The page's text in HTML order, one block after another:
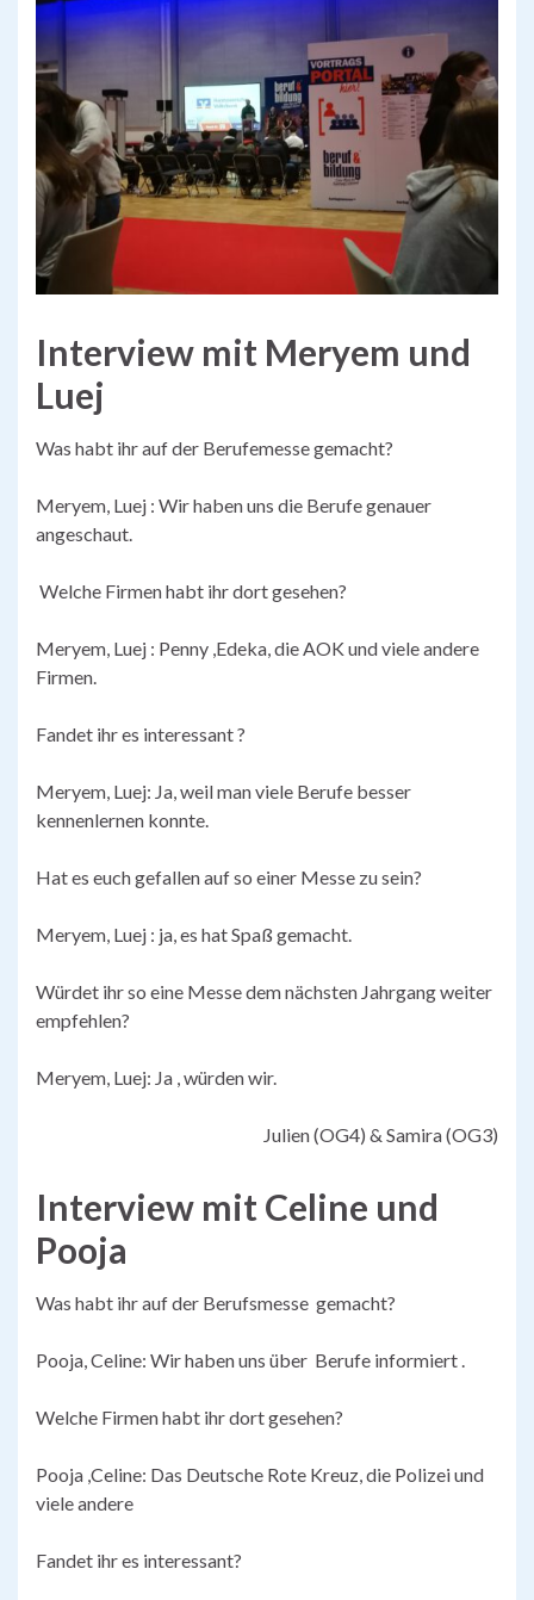
Interview mit Meryem und
Luej
Was habt ihr auf der Berufemesse gemacht?
Meryem, Luej : Wir haben uns die Berufe genauer
angeschaut.
Welche Firmen habt ihr dort gesehen?
Meryem, Luej : Penny ,Edeka, die AOK und viele andere
Firmen.
Fandet ihr es interessant ?
Meryem, Luej: Ja, weil man viele Berufe besser
kennenlernen konnte.
Hat es euch gefallen auf so einer Messe zu sein?
Meryem, Luej : ja, es hat Spaß gemacht.
Würdet ihr so eine Messe dem nächsten Jahrgang weiter
empfehlen?
Meryem, Luej: Ja , würden wir.
Julien (OG4) & Samira (OG3)
Interview mit Celine und
Pooja
Was habt ihr auf der Berufsmesse gemacht?
Pooja, Celine: Wir haben uns über Berufe informiert .
Welche Firmen habt ihr dort gesehen?
Pooja ,Celine: Das Deutsche Rote Kreuz, die Polizei und
viele andere
Fandet ihr es interessant?